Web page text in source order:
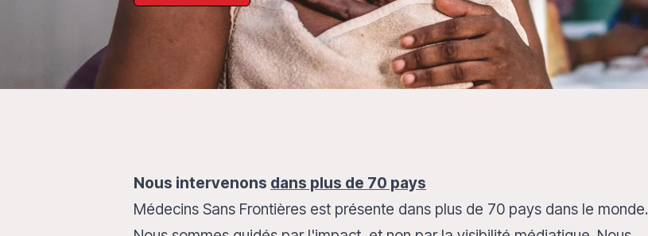
Nous intervenons dans plus de 70 pays
Médecins Sans Frontières est présente dans plus de 70 pays dans le monde.